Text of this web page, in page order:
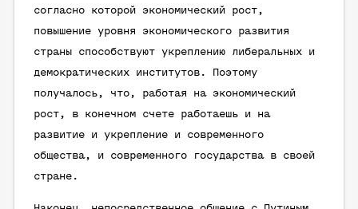
согласно которой экономический рост,
повышение уровня экономического развития
страны способствуют укреплению либеральных и
демократических институтов. Поэтому
получалось, что, работая на экономический
рост, в конечном счете работаешь и на
развитие и укрепление и современного
общества, и современного государства в своей
стране.